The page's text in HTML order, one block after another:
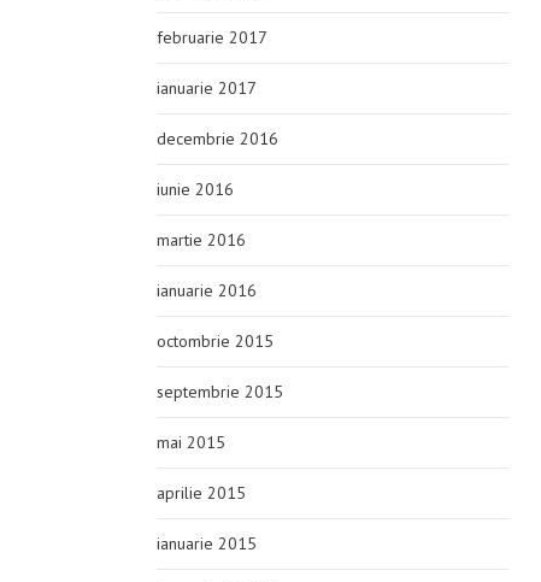
februarie 2017
ianuarie 2017
decembrie 2016
iunie 2016
martie 2016
ianuarie 2016
octombrie 2015
septembrie 2015
mai 2015
aprilie 2015
ianuarie 2015